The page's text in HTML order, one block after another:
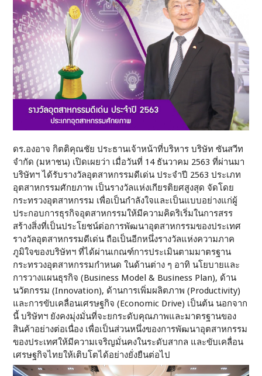
ดร.องอาจ กิตติคุณชัย ประธานเจ้าหน้าที่บริหาร บริษัท ซันสวีท
จำกัด (มหาชน) เปิดเผยว่า เมื่อวันที่ 14 ธันวาคม 2563 ที่ผ่านมา
บริษัทฯ ได้รับรางวัลอุตสาหกรรมดีเด่น ประจำปี 2563 ประเภท
อุตสาหกรรมศักยภาพ เป็นรางวัลแห่งเกียรติยศสูงสุด จัดโดย
กระทรวงอุตสาหกรรม เพื่อเป็นกำลังใจและเป็นแบบอย่างแก่ผู้
ประกอบการธุรกิจอุตสาหกรรมให้มีความคิดริเริ่มในการสรร
สร้างสิ่งที่เป็นประโยชน์ต่อการพัฒนาอุตสาหกรรมของประเทศ
รางวัลอุตสาหกรรมดีเด่น ถือเป็นอีกหนึ่งรางวัลแห่งความภาค
ภูมิใจของบริษัทฯ ที่ได้ผ่านเกณฑ์การประเมินตามมาตรฐาน
กระทรวงอุตสาหกรรมกำหนด ในด้านต่าง ๆ อาทิ นโยบายและ
การวางแผนธุรกิจ (Business Model & Business Plan), ด้าน
นวัตกรรม (Innovation), ด้านการเพิ่มผลิตภาพ (Productivity)
และการขับเคลื่อนเศรษฐกิจ (Economic Drive) เป็นต้น นอกจาก
นี้ บริษัทฯ ยังคงมุ่งมั่นที่จะยกระดับคุณภาพและมาตรฐานของ
สินค้าอย่างต่อเนื่อง เพื่อเป็นส่วนหนึ่งของการพัฒนาอุตสาหกรรม
ของประเทศให้มีความเจริญมั่นคงในระดับสากล และขับเคลื่อน
เศรษฐกิจไทยให้เติบโตได้อย่างยั่งยืนต่อไป